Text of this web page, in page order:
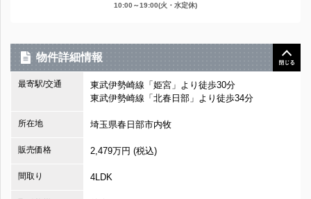
10:00～19:00(火・水定休)
物件詳細情報
最寄駅/交通
東武伊勢崎線「姫宮」より徒歩30分
東武伊勢崎線「北春日部」より徒歩34分
所在地 埼玉県春日部市内牧
販売価格 2,479万円 (税込)
間取り 4LDK